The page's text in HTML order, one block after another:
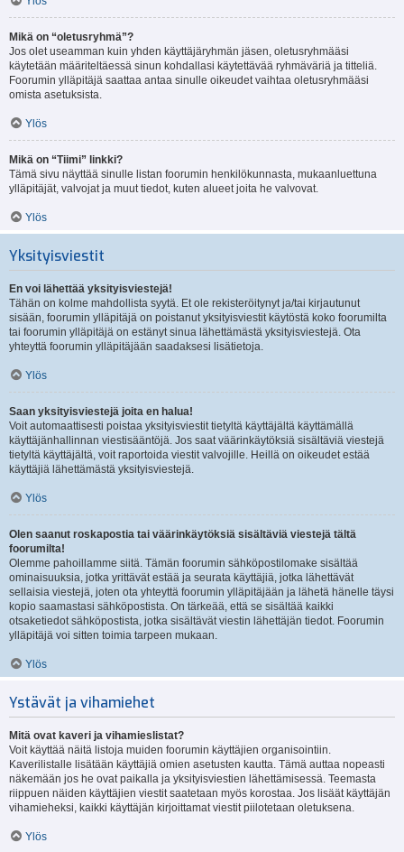
Mikä on “oletusryhmä”?
Jos olet useamman kuin yhden käyttäjäryhmän jäsen, oletusryhmääsi
käytetään määriteltäessä sinun kohdallasi käytettävää ryhmäväriä ja titteliä.
Foorumin ylläpitäjä saattaa antaa sinulle oikeudet vaihtaa oletusryhmääsi
omista asetuksista.
Ylös
Mikä on “Tiimi” linkki?
Tämä sivu näyttää sinulle listan foorumin henkilökunnasta, mukaanluettuna
ylläpitäjät, valvojat ja muut tiedot, kuten alueet joita he valvovat.
Ylös
Yksityisviestit
En voi lähettää yksityisviestejä!
Tähän on kolme mahdollista syytä. Et ole rekisteröitynyt ja/tai kirjautunut
sisään, foorumin ylläpitäjä on poistanut yksityisviestit käytöstä koko foorumilta
tai foorumin ylläpitäjä on estänyt sinua lähettämästä yksityisviestejä. Ota
yhteyttä foorumin ylläpitäjään saadaksesi lisätietoja.
Ylös
Saan yksityisviestejä joita en halua!
Voit automaattisesti poistaa yksityisviestit tietyltä käyttäjältä käyttämällä
käyttäjänhallinnan viestisääntöjä. Jos saat väärinkäytöksiä sisältäviä viestejä
tietyltä käyttäjältä, voit raportoida viestit valvojille. Heillä on oikeudet estää
käyttäjiä lähettämästä yksityisviestejä.
Ylös
Olen saanut roskapostia tai väärinkäytöksiä sisältäviä viestejä tältä
foorumilta!
Olemme pahoillamme siitä. Tämän foorumin sähköpostilomake sisältää
ominaisuuksia, jotka yrittävät estää ja seurata käyttäjiä, jotka lähettävät
sellaisia viestejä, joten ota yhteyttä foorumin ylläpitäjään ja lähetä hänelle täysi
kopio saamastasi sähköpostista. On tärkeää, että se sisältää kaikki
otsaketiedot sähköpostista, jotka sisältävät viestin lähettäjän tiedot. Foorumin
ylläpitäjä voi sitten toimia tarpeen mukaan.
Ylös
Ystävät ja vihamiehet
Mitä ovat kaveri ja vihamieslistat?
Voit käyttää näitä listoja muiden foorumin käyttäjien organisointiin.
Kaverilistalle lisätään käyttäjiä omien asetusten kautta. Tämä auttaa nopeasti
näkemään jos he ovat paikalla ja yksityisviestien lähettämisessä. Teemasta
riippuen näiden käyttäjien viestit saatetaan myös korostaa. Jos lisäät käyttäjän
vihamieheksi, kaikki käyttäjän kirjoittamat viestit piilotetaan oletuksena.
Ylös